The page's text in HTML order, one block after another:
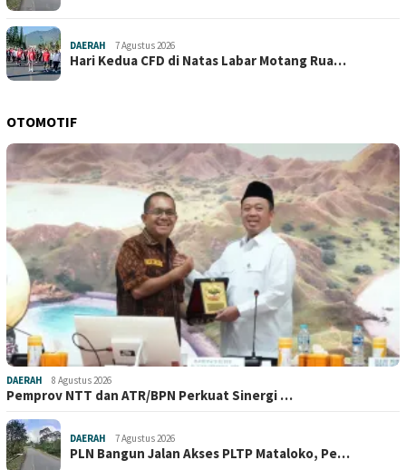
DAERAH 7 Agustus 2026
Hari Kedua CFD di Natas Labar Motang Rua…
OTOMOTIF
DAERAH 8 Agustus 2026
Pemprov NTT dan ATR/BPN Perkuat Sinergi …
DAERAH 7 Agustus 2026
PLN Bangun Jalan Akses PLTP Mataloko, Pe…